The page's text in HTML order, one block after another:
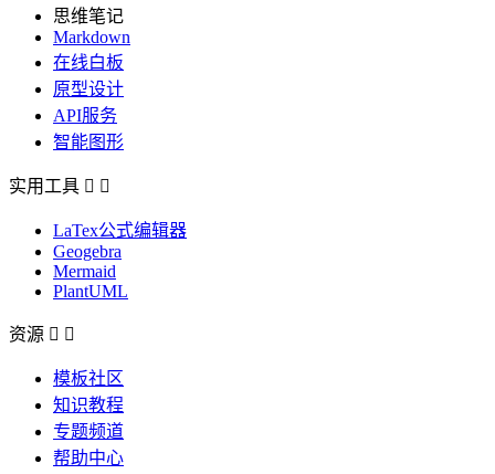
思维笔记
Markdown
在线白板
原型设计
API服务
智能图形
实用工具  
LaTex公式编辑器
Geogebra
Mermaid
PlantUML
资源  
模板社区
知识教程
专题频道
帮助中心